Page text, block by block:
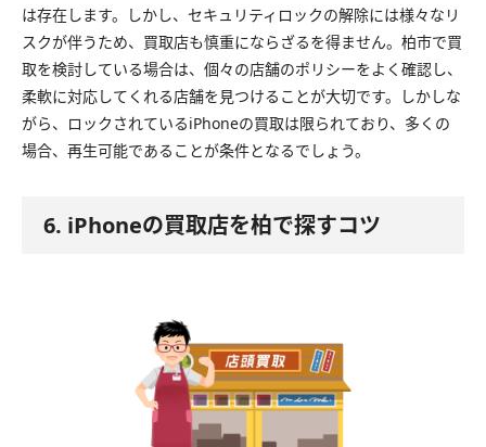
は存在します。しかし、セキュリティロックの解除には様々なリ
スクが伴うため、買取店も慎重にならざるを得ません。柏市で買
取を検討している場合は、個々の店舗のポリシーをよく確認し、
柔軟に対応してくれる店舗を見つけることが大切です。しかしな
がら、ロックされているiPhoneの買取は限られており、多くの
場合、再生可能であることが条件となるでしょう。
6. iPhoneの買取店を柏で探すコツ